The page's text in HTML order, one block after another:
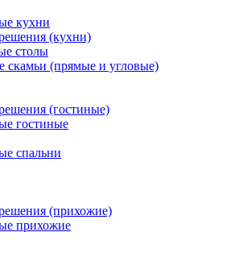
кухни
(кухни)
столы
скамьи (прямые и угловые)
(гостиные)
гостиные
спальни
(прихожие)
прихожие